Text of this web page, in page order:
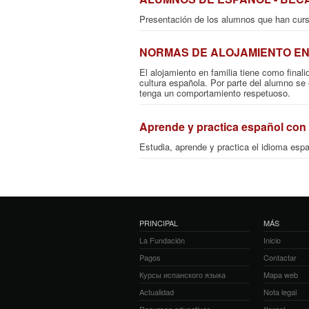
Presentación de los alumnos que han
NORMAS DE ALOJAMIENTO
El alojamiento en familia tiene como
cultura española. Por parte del alumno
tenga un comportamiento respetuoso.
Aprende y practica español
Estudia, aprende y practica el idioma
PRINCIPAL
La Fundación
Pagos
Курсы испанского языка
Actualidad
MÁS
Inicio
Contactar
Mapa web
Nota legal